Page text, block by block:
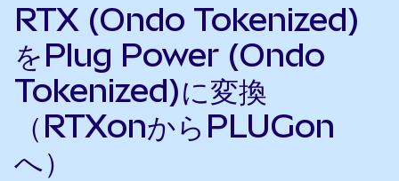
RTX (Ondo Tokenized)
をPlug Power (Ondo
Tokenized)に変換
（RTXonからPLUGon
へ）